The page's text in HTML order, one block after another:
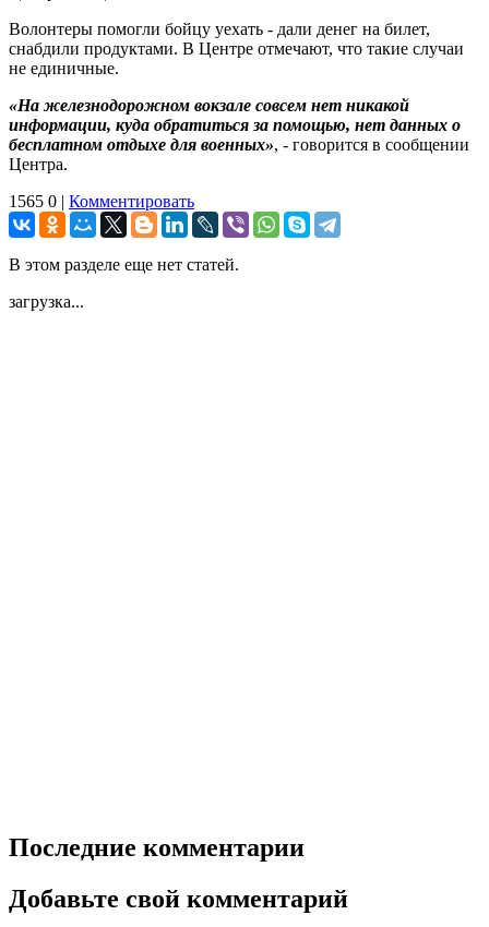
Волонтеры помогли бойцу уехать - дали денег на билет,
снабдили продуктами. В Центре отмечают, что такие случаи
не единичные.
«На железнодорожном вокзале совсем нет никакой
информации, куда обратиться за помощью, нет данных о
бесплатном отдыхе для военных», - говорится в сообщении
Центра.
1565 0 | Комментировать
В этом разделе еще нет статей.
загрузка...
Последние комментарии
Добавьте свой комментарий